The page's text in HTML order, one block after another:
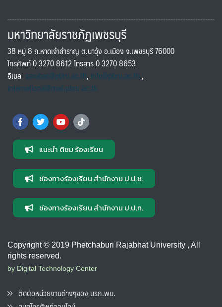
มหาวิทยาลัยราชภัฏเพชรบุรี
38 หมู่ 8 ถ.หาดเจ้าสำราญ ต.นาวุ้ง อ.เมือง จ.เพชรบุรี 76000
โทรศัพท์ 0 3270 8612 โทรสาร 0 3270 8653
อีเมล saraban@pbru.ac.th, info@pbru.ac.th,
international@mail.pbru.ac.th
แนะนำ ติชม ร้องเรียน
ช่องทางร้องเรียน สำนักงาน ป.ป.ช.
ช่องทางร้องเรียน สำนักงาน ป.ป.ท.
Copyright © 2019 Phetchaburi Rajabhat University , All
rights reserved.
by Digital Technology Center
ติดต่อหน่วยงานต่างๆของ มรภ.พบ.